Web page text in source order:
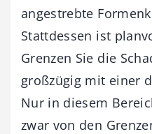
angestrebte
Stattdessen ist
Grenzen Sie die
großzügig mit einer
Nur in diesem
zwar von den